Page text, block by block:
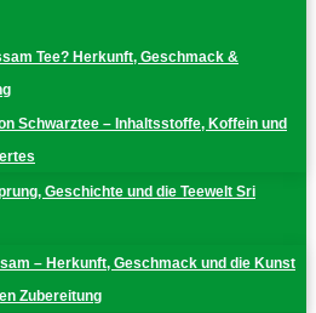
Tee? Herkunft, Geschmack &
Schwarztee – Inhaltsstoffe, Koffein und
Geschichte und die Teewelt Sri
– Herkunft, Geschmack und die Kunst
Zubereitung